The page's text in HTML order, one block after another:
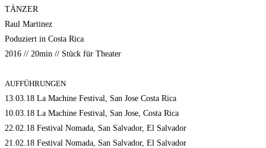
TÄNZER
Raul Martinez
Poduziert in Costa Rica
2016 // 20min // Stück für Theater
AUFFÜHRUNGEN
13.03.18 La Machine Festival, San Jose Costa Rica
10.03.18 La Machine Festival, San Jose, Costa Rica
22.02.18 Festival Nomada, San Salvador, El Salvador
21.02.18 Festival Nomada, San Salvador, El Salvador